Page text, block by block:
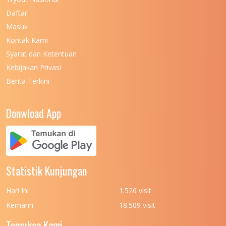
UNIVERSITAS NEGERI MEDAN
UNIVERSITAS NEGERI PADANG
UNIVERSITAS NUSA CENDANA
UNIVERSITAS PADJADJARAN
UNIVERSITAS PATTIMURA
(UPN) VETERAN JAKARTA
Daftar
Masuk
Kontak Kami
Syarat dan Ketentuan
Kebijakan Privasi
Berita Terkini
Donwload App
Statistik Kunjungan
Hari Ini
1.526 visit
Kemarin
18.509 visit